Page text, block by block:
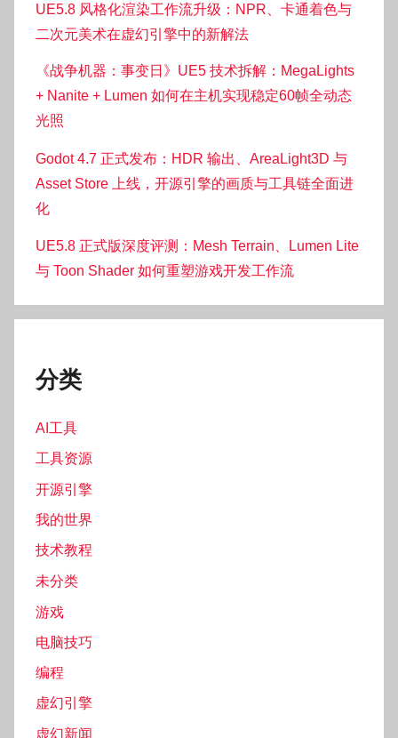
UE5.8 风格化渲染工作流升级：NPR、卡通着色与
二次元美术在虚幻引擎中的新解法
《战争机器：事变日》UE5 技术拆解：MegaLights
+ Nanite + Lumen 如何在主机实现稳定60帧全动态
光照
Godot 4.7 正式发布：HDR 输出、AreaLight3D 与
Asset Store 上线，开源引擎的画质与工具链全面进
化
UE5.8 正式版深度评测：Mesh Terrain、Lumen Lite
与 Toon Shader 如何重塑游戏开发工作流
分类
AI工具
工具资源
开源引擎
我的世界
技术教程
未分类
游戏
电脑技巧
编程
虚幻引擎
虚幻新闻